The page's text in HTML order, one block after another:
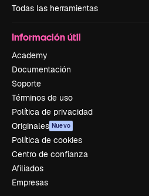
Todas las herramientas
Información útil
Academy
Documentación
Soporte
Términos de uso
Política de privacidad
Originales Nuevo
Política de cookies
Centro de confianza
Afiliados
Empresas